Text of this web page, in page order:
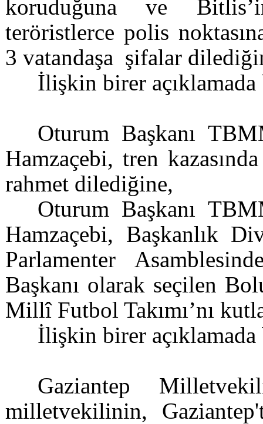
koruduğuna ve
teröristlerce polis
3 vatandaşa şifalar
İlişkin birer
Oturum Başkanı
Hamzaçebi, tren
rahmet dilediğine,
Oturum Başkanı
Hamzaçebi, Başkanlık
Parlamenter
Başkanı olarak seçilen
Millî Futbol Takımı’nı
İlişkin birer
Gaziantep
milletvekilinin,